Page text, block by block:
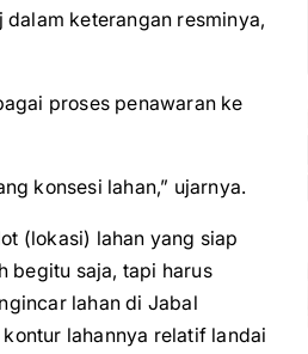
keterangan resminya,
proses penawaran ke
konsesi lahan,” ujarnya.
(lokasi) lahan yang siap
begitu saja, tapi harus
lahan di Jabal
lahannya relatif landai